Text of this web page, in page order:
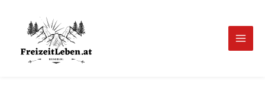
springen
Main